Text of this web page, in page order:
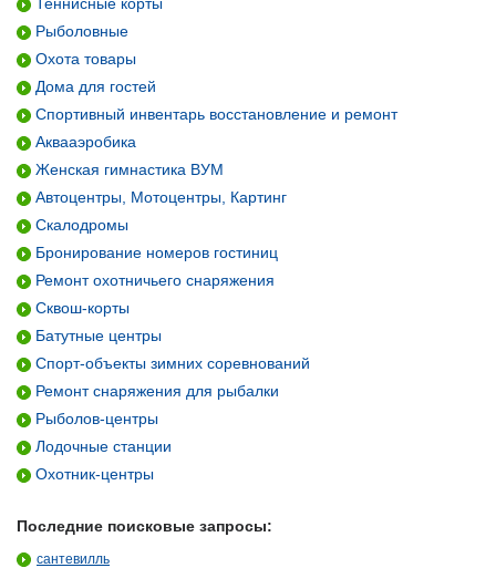
Рыболовные
Охота товары
Дома для гостей
Спортивный инвентарь восстановление и ремонт
Аквааэробика
Женская гимнастика ВУМ
Автоцентры, Мотоцентры, Картинг
Скалодромы
Бронирование номеров гостиниц
Ремонт охотничьего снаряжения
Сквош-корты
Батутные центры
Спорт-объекты зимних соревнований
Ремонт снаряжения для рыбалки
Рыболов-центры
Лодочные станции
Охотник-центры
Последние поисковые запросы:
сантевилль